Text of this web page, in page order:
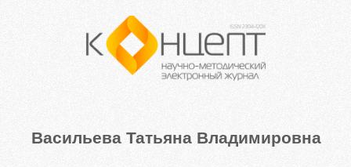
Васильева Татьяна Владимировна